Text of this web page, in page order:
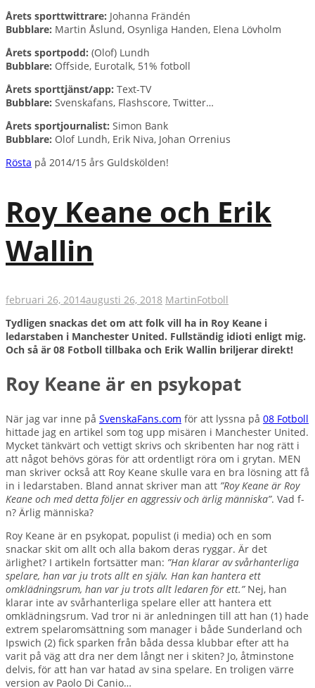
Årets sporttwittrare: Johanna Frändén
Bubblare: Martin Åslund, Osynliga Handen, Elena Lövholm
Årets sportpodd: (Olof) Lundh
Bubblare: Offside, Eurotalk, 51% fotboll
Årets sporttjänst/app: Text-TV
Bubblare: Svenskafans, Flashscore, Twitter…
Årets sportjournalist: Simon Bank
Bubblare: Olof Lundh, Erik Niva, Johan Orrenius
Rösta på 2014/15 års Guldskölden!
Roy Keane och Erik
Wallin
februari 26, 2014augusti 26, 2018 MartinFotboll
Tydligen snackas det om att folk vill ha in Roy Keane i
ledarstaben i Manchester United. Fullständig idioti enligt mig.
Och så är 08 Fotboll tillbaka och Erik Wallin briljerar direkt!
Roy Keane är en psykopat
När jag var inne på SvenskaFans.com för att lyssna på 08 Fotboll
hittade jag en artikel som tog upp misären i Manchester United.
Mycket tänkvärt och vettigt skrivs och skribenten har nog rätt i
att något behövs göras för att ordentligt röra om i grytan. MEN
man skriver också att Roy Keane skulle vara en bra lösning att få
in i ledarstaben. Bland annat skriver man att ”Roy Keane är Roy
Keane och med detta följer en aggressiv och ärlig människa”. Vad f-
n? Ärlig människa?
Roy Keane är en psykopat, populist (i media) och en som
snackar skit om allt och alla bakom deras ryggar. Är det
ärlighet? I artikeln fortsätter man: ”Han klarar av svårhanterliga
spelare, han var ju trots allt en själv. Han kan hantera ett
omklädningsrum, han var ju trots allt ledaren för ett.”Nej, han
klarar inte av svårhanterliga spelare eller att hantera ett
omklädningsrum. Vad tror ni är anledningen till att han (1) hade
extrem spelaromsättning som manager i både Sunderland och
Ipswich (2) fick sparken från båda dessa klubbar efter att ha
varit på väg att dra ner dem långt ner i skiten? Jo, åtminstone
delvis, för att han var hatad av sina spelare. En troligen värre
version av Paolo Di Canio…